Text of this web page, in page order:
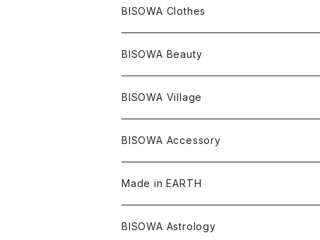
ツインソウル
メタモルフォーゼス
デュモルチェライト
タンザナイト
ブラジル
中国
Others
宇佐美聖子
Others
リング
サンキャッチャー
ヘアアクセサリー
イヤリング
キーホルダー
オーガニックコットン
ヘンプ
オーガニックコットン
T-SHIRT
オーガニックコットン
ヘンプコットン
leggings
ヘンプ
オーガニックコットン
Others
ヘンプ
オーガニックコットン
Underwear
Music
宇佐美聖子
Niceness Music
浄化アイテム
Cosmic Hemp 麻炭
セージ
オラクルカード
キャンドル
HAZE 和蝋燭
縁キャンドル
陶器
大蝶恵美子
Cosmic hemp
BISOWA Clothes
麻
絹
Others
オーガニックコットン
バンブー
BISOWA Beauty
ヘンプオイル
BISOWA Village
Bisowa Club Room
BISOWA Accessory
ヘアゴム
宇佐美聖子
Made in EARTH
Misakubo Japan
BISOWA Astrology